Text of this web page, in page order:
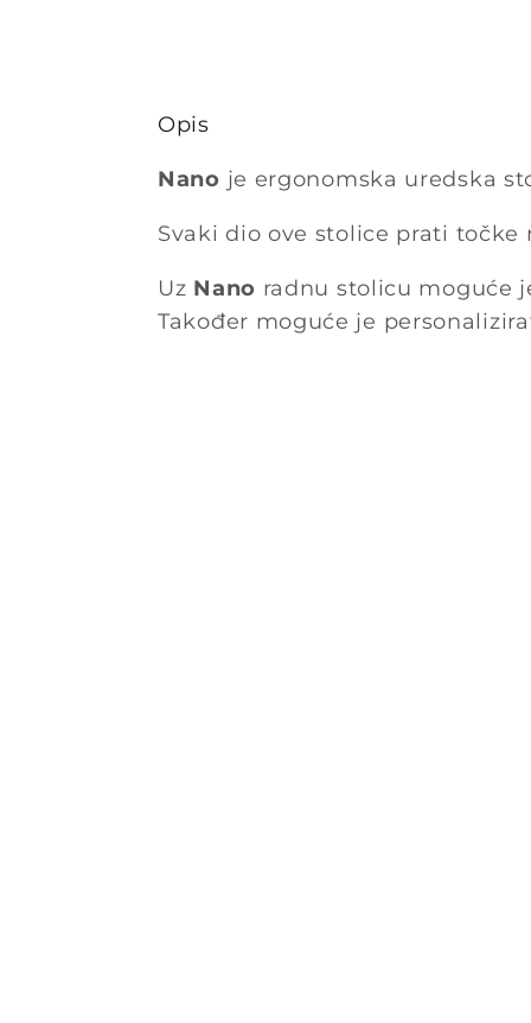
Opis
Nano je ergonomska uredska
Svaki dio ove stolice prati
Uz Nano radnu stolicu moguće
Također moguće je